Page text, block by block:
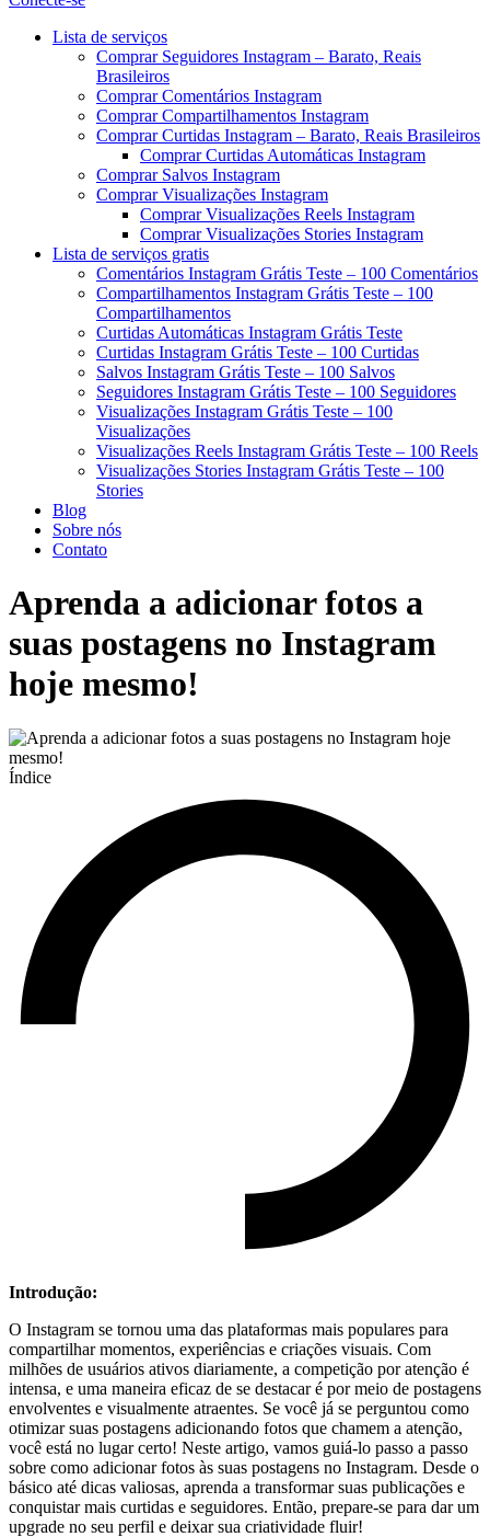
Menu
Lista de serviços
Comprar Seguidores Instagram – Barato, Reais
Brasileiros
Comprar Comentários Instagram
Comprar Compartilhamentos Instagram
Comprar Curtidas Instagram – Barato, Reais Brasileiros
Comprar Curtidas Automáticas Instagram
Comprar Salvos Instagram
Comprar Visualizações Instagram
Comprar Visualizações Reels Instagram
Comprar Visualizações Stories Instagram
Lista de serviços gratis
Comentários Instagram Grátis Teste – 100 Comentários
Compartilhamentos Instagram Grátis Teste – 100
Compartilhamentos
Curtidas Automáticas Instagram Grátis Teste
Curtidas Instagram Grátis Teste – 100 Curtidas
Salvos Instagram Grátis Teste – 100 Salvos
Seguidores Instagram Grátis Teste – 100 Seguidores
Visualizações Instagram Grátis Teste – 100
Visualizações
Visualizações Reels Instagram Grátis Teste – 100 Reels
Visualizações Stories Instagram Grátis Teste – 100
Stories
Blog
Sobre nós
Contato
Aprenda a adicionar fotos a
suas postagens no Instagram
hoje mesmo!
Índice
Introdução:
O Instagram se ‌tornou uma das plataformas mais populares para
compartilhar momentos, experiências e criações visuais. ‌Com
⁢milhões de usuários ⁣ativos ‌diariamente, a competição por⁢ atenção é‌
intensa, e uma maneira eficaz de se destacar é por meio de‍ postagens
envolventes e visualmente atraentes. Se você já se perguntou como
⁢otimizar suas postagens​ adicionando fotos que chamem a​ atenção,
você está ⁢no⁤ lugar⁤ certo! Neste artigo, ‌vamos guiá-lo passo a⁣ passo
sobre como adicionar fotos às suas ​postagens no⁤ Instagram. Desde o
básico até dicas valiosas,‍ aprenda a transformar suas publicações e
conquistar ⁢mais curtidas e seguidores. Então, prepare-se para ‍dar um‍
upgrade no seu perfil e deixar sua ​criatividade fluir!